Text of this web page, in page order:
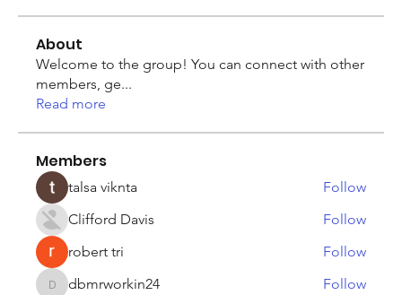
About
Welcome to the group! You can connect with other
members, ge...
Read more
Members
talsa viknta
Follow
Clifford Davis
Follow
robert tri
Follow
dbmrworkin24
dbmrworkin24
Follow